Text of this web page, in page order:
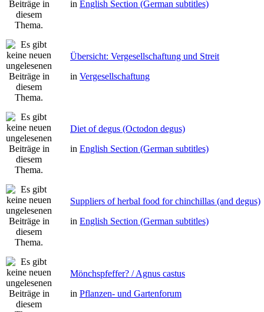
in English Section (German subtitles)
Übersicht: Vergesellschaftung und Streit
in Vergesellschaftung
Diet of degus (Octodon degus)
in English Section (German subtitles)
Suppliers of herbal food for chinchillas (and degus)
in English Section (German subtitles)
Mönchspfeffer? / Agnus castus
in Pflanzen- und Gartenforum